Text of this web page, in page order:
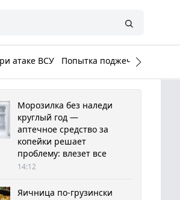
атаке ВСУ Попытка поджечь Белый
Морозилка без наледи
круглый год —
аптечное средство за
копейки решает
проблему: влезет все
14:12
Яичница по-грузински